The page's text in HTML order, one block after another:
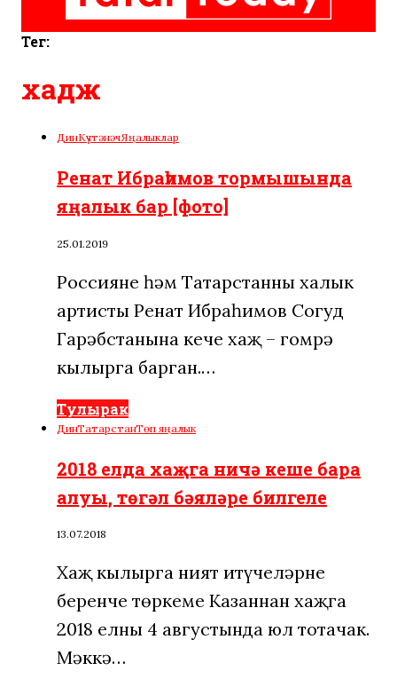
Тег:
хадж
ДинКүчтәнәчЯңалыклар
Ренат Ибраһимов тормышында
яңалык бар [фото]
25.01.2019
Россиянең һәм Татарстанның халык
артисты Ренат Ибраһимов Согуд
Гарәбстанына кече хаҗ – гомрә
кылырга барган.…
Тулырак
ДинТатарстанТөп яңалык
2018 елда хаҗга ничә кеше бара
алуы, төгәл бәяләре билгеле
13.07.2018
Хаҗ кылырга ният итүчеләрнең
беренче төркеме Казаннан хаҗга
2018 елның 4 августында юл тотачак.
Мәккә…